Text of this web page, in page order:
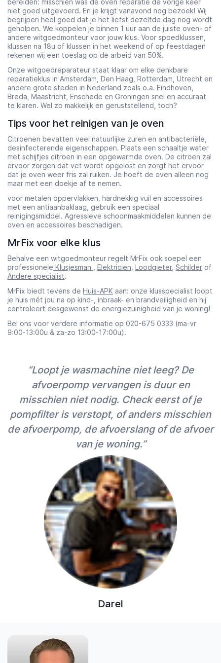
bereiden: misschien was de oven reparatie de vorige keer
niet goed uitgevoerd. En je krijgt vanavond nog bezoek! Wij
begrijpen heel goed dat je het liefst dezelfde dag nog wordt
geholpen. We koppelen je binnen 1 uur aan de juiste oven- of
andere witgoedmonteur voor jouw klus. Voor spoedklussen,
klussen na 18u of klussen in het weekend of op feestdagen
rekenen wij een toeslag op de arbeid van 50%.
Onze witgoedreparateur staat klaar om elke denkbare
reparatieklus in Amsterdam, Den Haag, Rotterdam, Utrecht en
andere grote steden in Nederland zoals o.a. Eindhoven,
Breda, Maastricht, Enschede en Groningen snel en accuraat
te klaren. Wel zo makkelijk en geruststellend, toch?
Tips voor het reinigen van je oven
Citroenen bevatten veel natuurlijke zuren en antibacteriële,
desinfecterende eigenschappen. Plaats een schaaltje water
met schijfjes citroen in een opgewarmde oven. De citroen zal
ervoor zorgen dat vet wordt opgelost en zorgt het ervoor
dat je oven weer fris zal ruiken. Je hoeft de oven alleen nog
maar met een doekje af te nemen.
voor metalen oppervlakken, hardnekkig vuil en accessoires
met een antiaanbaklaag, gebruik een speciaal
reinigingsmiddel. Agressieve schoonmaakmiddelen kunnen de
oven en accessoires beschadigen.
MrFix voor elke klus
Behalve een witgoedmonteur regelt MrFix ook soepel een
professionele Klusjesman Elektricien Loodgieter, Schilder of
Andere specialist.
MrFix biedt tevens de Huis-APK aan: onze klusspecialist loopt
je huis mét jou na op kind-, inbraak- en brandveiligheid en hij
controleert desgewenst de energiezuinigheid van je woning!
Bel ons voor verdere informatie op 020-675 0333 (ma-vr
9:00-13:00u & za-zo 13:00-17:00u).
“Loopt je wasmachine niet leeg? De
afvoerpomp vervangen is duur en
misschien niet nodig. Check eerst of je
pompfilter is verstopt, of anders misschien
de afvoerpomp, de afvoerslang of de afvoer
van je woning.”
Darel